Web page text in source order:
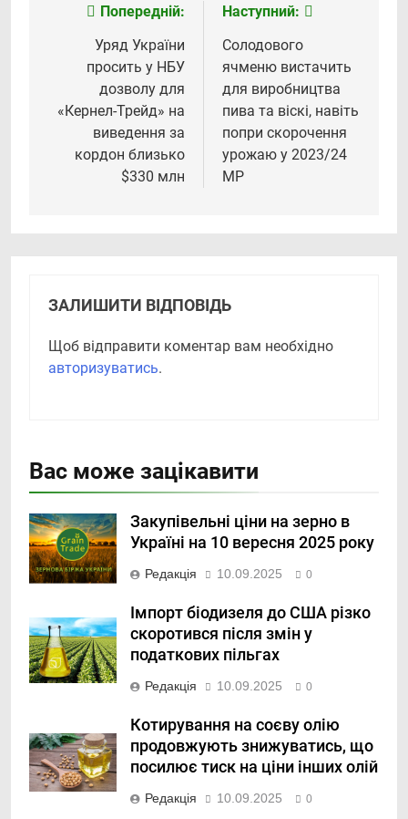
Навігація
записів
Попередній:
Уряд України
просить у НБУ
дозволу для
«Кернел-Трейд» на
виведення за
кордон близько
$330 млн
Наступний:
Солодового
ячменю вистачить
для виробництва
пива та віскі, навіть
попри скорочення
урожаю у 2023/24
МР
ЗАЛИШИТИ ВІДПОВІДЬ
Щоб відправити коментар вам необхідно
авторизуватись.
Вас може зацікавити
Закупівельні ціни на зерно в
Україні на 10 вересня 2025 року
Редакція 10.09.2025 0
Імпорт біодизеля до США різко
скоротився після змін у
податкових пільгах
Редакція 10.09.2025 0
Котирування на соєву олію
продовжують знижуватись, що
посилює тиск на ціни інших олій
Редакція 10.09.2025 0